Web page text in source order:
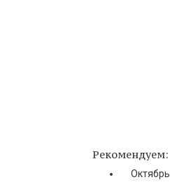
Рекомендуем:
Октябрь